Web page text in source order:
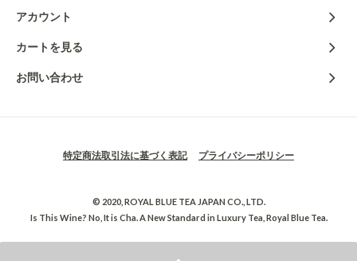
アカウント
カートを見る
お問い合わせ
特定商法取引法に基づく表記 プライバシーポリシー
© 2020, ROYAL BLUE TEA JAPAN CO., LTD.
Is This Wine? No, It is Cha. A New Standard in Luxury Tea, Royal Blue Tea.